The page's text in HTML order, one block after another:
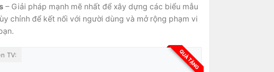
– Giải pháp mạnh mẽ nhất để xây dựng các biểu mẫu
chỉnh để kết nối với người dùng và mở rộng phạm vi
QUÀ TẶNG
TV: